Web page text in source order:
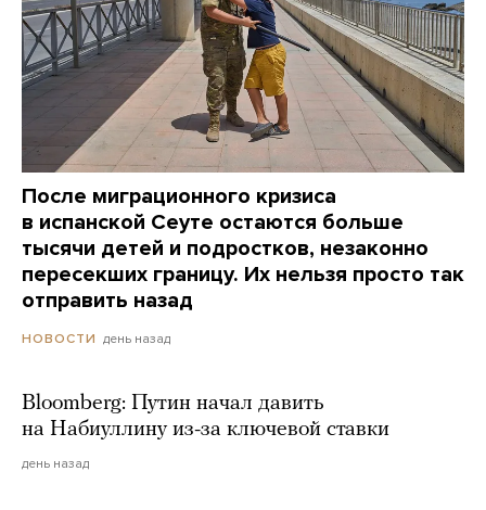
После миграционного кризиса
в испанской Сеуте остаются больше
тысячи детей и подростков, незаконно
пересекших границу. Их нельзя просто так
отправить назад
НОВОСТИ день назад
Bloomberg: Путин начал давить
на Набиуллину из-за ключевой ставки
день назад